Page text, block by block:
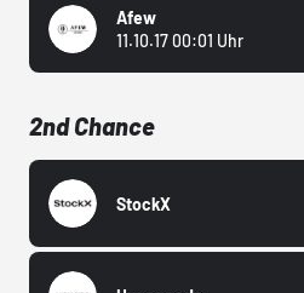
Afew
11.10.17 00:01 Uhr
2nd Chance
StockX